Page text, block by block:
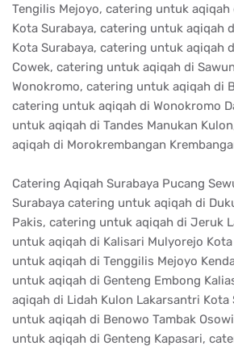
Tengilis Mejoyo, catering untuk aqiqah
Kota Surabaya, catering untuk aqiqah
Kota Surabaya, catering untuk aqiqah
Cowek, catering untuk aqiqah di
Wonokromo, catering untuk aqiqah di
catering untuk aqiqah di Wonokromo
untuk aqiqah di Tandes Manukan
aqiqah di Morokrembangan
Catering Aqiqah Surabaya Pucang
Surabaya catering untuk aqiqah di
Pakis, catering untuk aqiqah di Jeruk
untuk aqiqah di Kalisari Mulyorejo
untuk aqiqah di Tenggilis Mejoyo
untuk aqiqah di Genteng Embong
aqiqah di Lidah Kulon Lakarsantri Kota
untuk aqiqah di Benowo Tambak
untuk aqiqah di Genteng Kapasari,